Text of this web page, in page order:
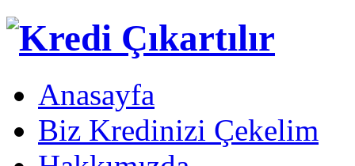
Anasayfa
Biz Kredinizi Çekelim